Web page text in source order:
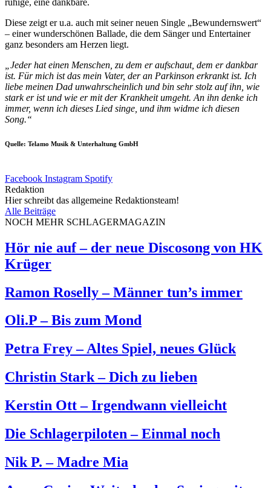
Diese zeigt er u.a. auch mit seiner neuen Single „Bewundernswert“
– einer wunderschönen Ballade, die dem Sänger und Entertainer
ganz besonders am Herzen liegt.
„Jeder hat einen Menschen, zu dem er aufschaut, dem er dankbar
ist. Für mich ist das mein Vater, der an Parkinson erkrankt ist. Ich
liebe meinen Dad unwahrscheinlich und bin sehr stolz auf ihn, wie
stark er ist und wie er mit der Krankheit umgeht. An ihn denke ich
immer, wenn ich dieses Lied singe, und ihm widme ich diesen
Song.“
Quelle: Telamo Musik & Unterhaltung GmbH
Facebook Instagram Spotify
Redaktion
Hier schreibt das allgemeine Redaktionsteam!
Alle Beiträge
NOCH MEHR SCHLAGERMAGAZIN
Hör nie auf – der neue Discosong von HK
Krüger
Ramon Roselly – Männer tun’s immer
Oli.P – Bis zum Mond
Petra Frey – Altes Spiel, neues Glück
Christin Stark – Dich zu lieben
Kerstin Ott – Irgendwann vielleicht
Die Schlagerpiloten – Einmal noch
Nik P. – Madre Mia